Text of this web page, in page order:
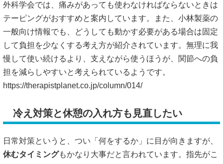
外科学会では、痛みがあっても使わなければならないときは
テーピングがおすすめと案内しています。また、小林製薬の
一般向け情報でも、どうしても動かす必要がある場合は固定
して負担を少なくする考え方が紹介されています。無理に我
慢して使い続けるより、支えながら使うほうが、関節への負
担を減らしやすいと考えられているようです。
https://therapistplanet.co.jp/column/014/
冷え対策と休憩の入れ方も見直したい
日常対策というと、つい「何をするか」に目が向きますが、
休むタイミングもかなり大事だと言われています。指先がこ